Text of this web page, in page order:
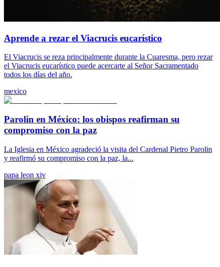
Aprende a rezar el Viacrucis eucarístico
El Viacrucis se reza principalmente durante la Cuaresma, pero rezar
el Viacrucis eucarístico puede acercarte al Señor Sacramentado
todos los días del año.
mexico
Parolin en México: los obispos reafirman su
compromiso con la paz
La Iglesia en México agradeció la visita del Cardenal Pietro Parolin
y reafirmó su compromiso con la paz, la...
papa leon xiv